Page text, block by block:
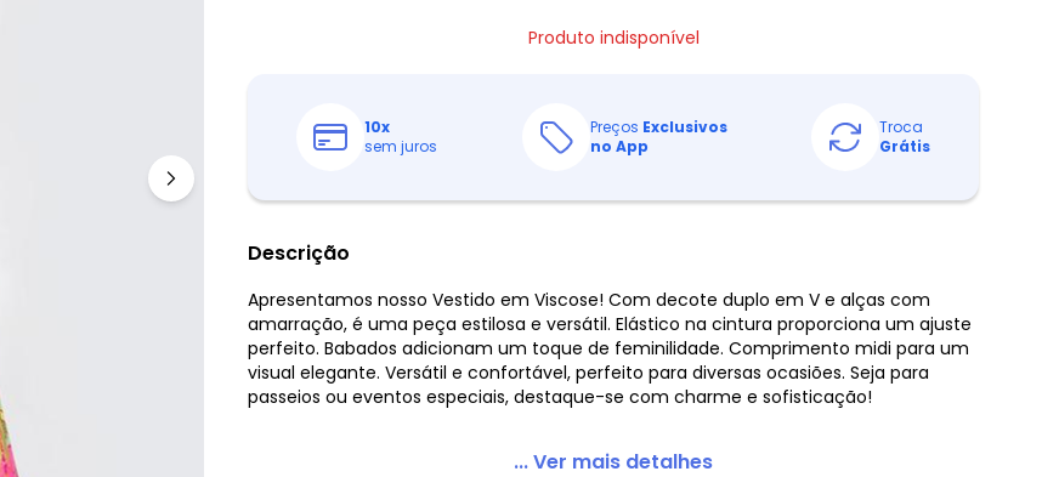
Produto indisponível
10x
sem juros
Preços Exclusivos
no App
Troca
Grátis
Descrição
Apresentamos nosso Vestido em Viscose! Com decote duplo em V e alças com
amarração, é uma peça estilosa e versátil. Elástico na cintura proporciona um ajuste
perfeito. Babados adicionam um toque de feminilidade. Comprimento midi para um
visual elegante. Versátil e confortável, perfeito para diversas ocasiões. Seja para
passeios ou eventos especiais, destaque-se com charme e sofisticação!
... Ver mais detalhes